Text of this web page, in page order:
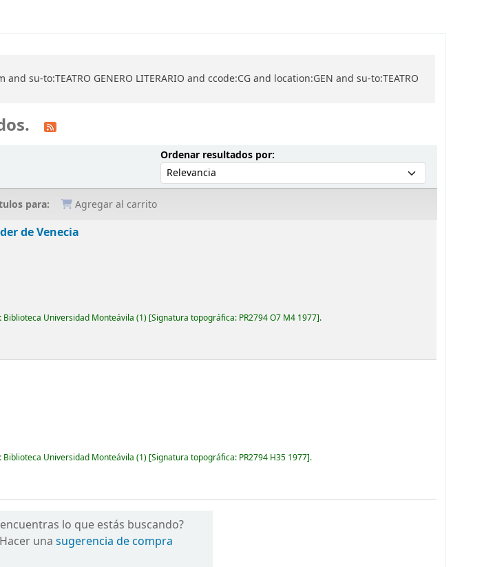
su-to:TEATRO GENERO LITERARIO and ccode:CG and location:GEN and su-to:TEATRO
Ordenar resultados por:Ordenar por:
para: Agregar al carrito
de Venecia
Biblioteca Universidad Monteávila (1) Signatura topográfica: PR2794 O7 M4 1977 .
Biblioteca Universidad Monteávila (1) Signatura topográfica: PR2794 H35 1977 .
lo que estás buscando?
Hacer unasugerencia de compra